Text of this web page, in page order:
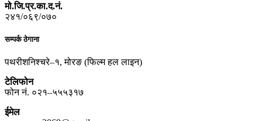
मो.जि.प्र.का.द.नं.
२४१/०६९/०७०
सम्पर्क ठेगाना
पथरीशनिश्चरे–१, मोरङ (फिल्म हल लाइन)
टेलिफोन
फोन नं. ०२१–५५५३१७
ईमेल